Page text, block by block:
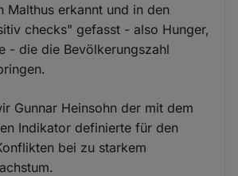
Malthus erkannt und in den
checks" gefasst - also Hunger,
- die die Bevölkerungszahl
Gunnar Heinsohn der mit dem
Indikator definierte für den
bei zu starkem